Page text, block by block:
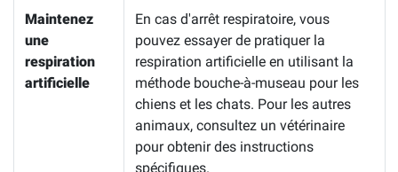
Maintenez
une
respiration
artificielle
En cas d'arrêt respiratoire, vous
pouvez essayer de pratiquer la
respiration artificielle en utilisant la
méthode bouche-à-museau pour les
chiens et les chats. Pour les autres
animaux, consultez un vétérinaire
pour obtenir des instructions
spécifiques.